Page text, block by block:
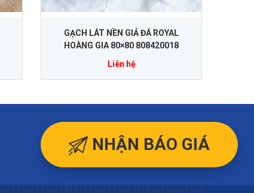
GẠCH LÁT NỀN GIẢ ĐÁ ROYAL
HOÀNG GIA 80×80 808420018
Liên hệ
NHẬN BÁO GIÁ